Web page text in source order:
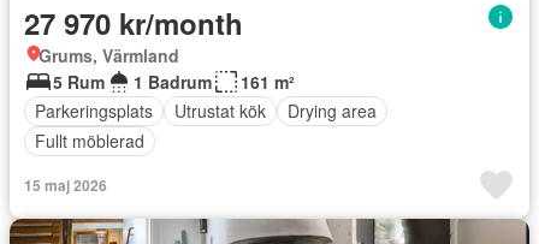
27 970 kr/month
Grums, Värmland
5 Rum
1 Badrum
161 m²
Parkeringsplats
Utrustat kök
Drying area
Fullt möblerad
15 maj 2026